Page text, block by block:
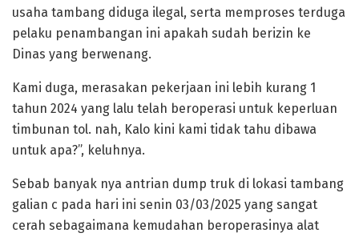
usaha tambang diduga ilegal, serta memproses terduga
pelaku penambangan ini apakah sudah berizin ke
Dinas yang berwenang.
Kami duga, merasakan pekerjaan ini lebih kurang 1
tahun 2024 yang lalu telah beroperasi untuk keperluan
timbunan tol. nah, Kalo kini kami tidak tahu dibawa
untuk apa?”, keluhnya.
Sebab banyak nya antrian dump truk di lokasi tambang
galian c pada hari ini senin 03/03/2025 yang sangat
cerah sebagaimana kemudahan beroperasinya alat